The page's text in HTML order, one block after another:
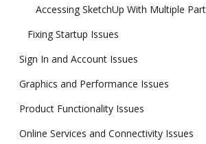
Accessing SketchUp With Multiple
Fixing Startup Issues
Sign In and Account Issues
Graphics and Performance Issues
Product Functionality Issues
Online Services and Connectivity Issues